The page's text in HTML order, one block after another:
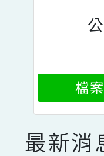
檔
最新消